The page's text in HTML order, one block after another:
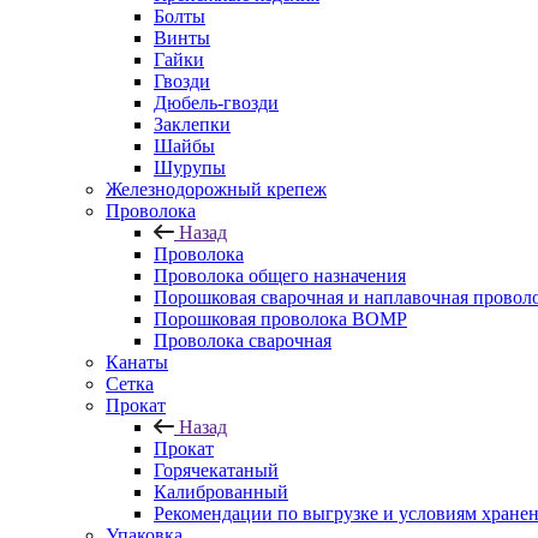
Болты
Винты
Гайки
Гвозди
Дюбель-гвозди
Заклепки
Шайбы
Шурупы
Железнодорожный крепеж
Проволока
Назад
Проволока
Проволока общего назначения
Порошковая сварочная и наплавочная
Порошковая проволока ВОМР
Проволока сварочная
Канаты
Сетка
Прокат
Назад
Прокат
Горячекатаный
Калиброванный
Рекомендации по выгрузке и условиям